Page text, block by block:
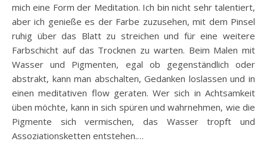
mich eine Form der Meditation. Ich bin nicht sehr talentiert,
aber ich genieße es der Farbe zuzusehen, mit dem Pinsel
ruhig über das Blatt zu streichen und für eine weitere
Farbschicht auf das Trocknen zu warten. Beim Malen mit
Wasser und Pigmenten, egal ob gegenständlich oder
abstrakt, kann man abschalten, Gedanken loslassen und in
einen meditativen flow geraten. Wer sich in Achtsamkeit
üben möchte, kann in sich spüren und wahrnehmen, wie die
Pigmente sich vermischen, das Wasser tropft und
Assoziationsketten entstehen.…